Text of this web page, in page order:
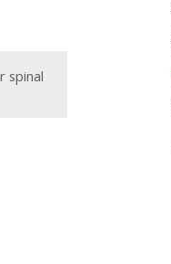
spinal